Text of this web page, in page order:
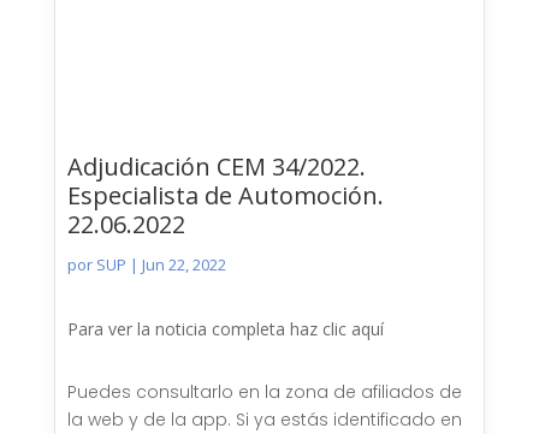
Adjudicación CEM 34/2022.
Especialista de Automoción.
22.06.2022
por SUP | Jun 22, 2022
Para ver la noticia completa haz clic aquí
Puedes consultarlo en la zona de afiliados de
la web y de la app. Si ya estás identificado en